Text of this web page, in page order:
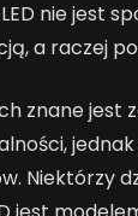
nie jest
a raczej
znane jest
Niektórzy